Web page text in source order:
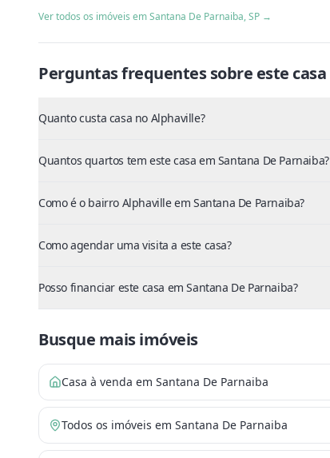
Ver todos os imóveis emSantana De Parnaiba,SP →
Perguntas frequentes sobre este casa
Quanto custa casa no Alphaville?
Quantos quartos tem este casa em Santana De Parnaiba?
Como é o bairro Alphaville em Santana De Parnaiba?
Como agendar uma visita a este casa?
Posso financiar este casa em Santana De Parnaiba?
Busque mais imóveis
Casa à venda em Santana De Parnaiba
Todos os imóveis em Santana De Parnaiba